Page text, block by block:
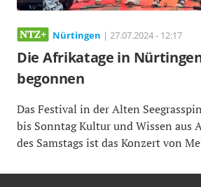
Nürtingen | 27.07.2024 - 12:17
Die Afrikatage in
begonnen
Das Festival in der Alten
bis Sonntag Kultur und Wissen aus
des Samstags ist das Konzert von